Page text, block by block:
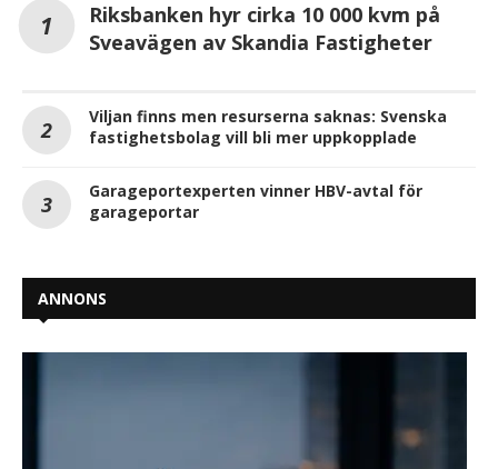
Riksbanken hyr cirka 10 000 kvm på
Sveavägen av Skandia Fastigheter
Viljan finns men resurserna saknas: Svenska
fastighetsbolag vill bli mer uppkopplade
Garageportexperten vinner HBV-avtal för
garageportar
ANNONS